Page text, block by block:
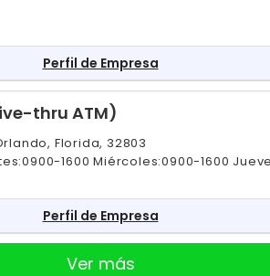
Perfil de Empresa
thru ATM)
Florida, 32803
1600 Miércoles:0900-1600
Perfil de Empresa
Ver más